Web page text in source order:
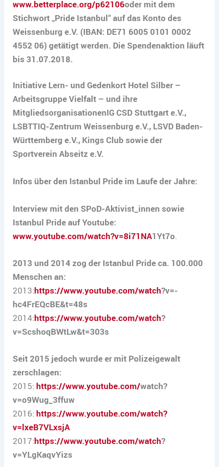
www.betterplace.org/p62106oder mit dem
Stichwort „Pride Istanbul“ auf das Konto des
Weissenburg e.V. (IBAN: DE71 6005 0101 0002
4552 06) getätigt werden. Die Spendenaktion läuft
bis 31.07.2018.
Initiative Lern- und Gedenkort Hotel Silber –
Arbeitsgruppe Vielfalt – und ihre
MitgliedsorganisationenIG CSD Stuttgart e.V.,
LSBTTIQ-Zentrum Weissenburg e.V., LSVD Baden-
Württemberg e.V., Kings Club sowie der
Sportverein Abseitz e.V.
Infos über den Istanbul Pride im Laufe der Jahre:
Interview mit den SPoD-Aktivist_innen sowie
Istanbul Pride auf Youtube:
www.youtube.com/watch?v=8i71NA1Yt7o.
2013 und 2014 zog der Istanbul Pride ca. 100.000
Menschen an:
2013:https://www.youtube.com/watch?v=-
hc4FrEQcBE&t=48s
2014:https://www.youtube.com/watch?
v=ScshoqBWtLw&t=303s
Seit 2015 jedoch wurde er mit Polizeigewalt
zerschlagen:
2015:https://www.youtube.com/watch?
v=o9Wug_3ffuw
2016:https://www.youtube.com/watch?
v=lxeB7VLxsjA
2017:https://www.youtube.com/watch?
v=YLgKaqvYizs